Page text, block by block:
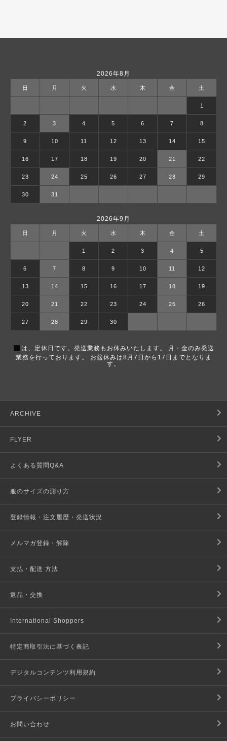
2026年8月
日 月 火 水 木 金 土
1
2 3 4 5 6 7 8
9 10 11 12 13 14 15
16 17 18 19 20 21 22
23 24 25 26 27 28 29
30 31
2026年9月
日 月 火 水 木 金 土
1 2 3 4 5
6 7 8 9 10 11 12
13 14 15 16 17 18 19
20 21 22 23 24 25 26
27 28 29 30
■ は、定休日です。発送業務もお休みいたします。 月・金のみ発送
業務を行っております。 お盆休みは8月7日から17日までとなりま
す。
ARCHIVE
FLYER
よくある質問Q&A
服のサイズの測り方
登録情報・注文履歴・発送状況
メルマガ登録・解除
支払・配送 方法
返品・交換
International Shoppers
特定商取引法に基づく表記
デジタルコンテンツ利用規約
プライバシーポリシー
お問い合わせ